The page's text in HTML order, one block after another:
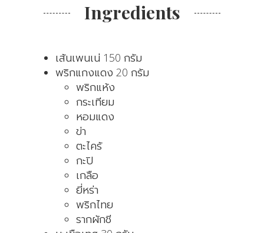
Ingredients
เส้นเพนเน่ 150 กรัม
พริกแกงแดง 20 กรัม
พริกแห้ง
กระเทียม
หอมแดง
ข่า
ตะไคร้
กะปิ
เกลือ
ยี่หร่า
พริกไทย
รากผักชี